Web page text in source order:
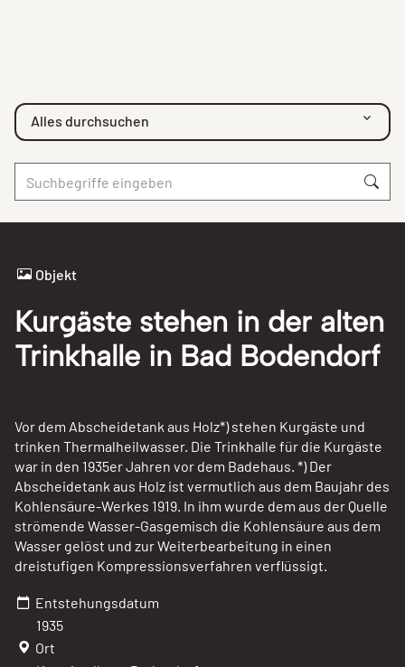
Alles durchsuchen
Objekt
Kurgäste stehen in der alten
Trinkhalle in Bad Bodendorf
Vor dem Abscheidetank aus Holz*) stehen Kurgäste und
trinken Thermalheilwasser. Die Trinkhalle für die Kurgäste
war in den 1935er Jahren vor dem Badehaus. *) Der
Abscheidetank aus Holz ist vermutlich aus dem Baujahr des
Kohlensäure-Werkes 1919. In ihm wurde dem aus der Quelle
strömende Wasser-Gasgemisch die Kohlensäure aus dem
Wasser gelöst und zur Weiterbearbeitung in einen
dreistufigen Kompressionsverfahren verflüssigt.
Entstehungsdatum
1935
Ort